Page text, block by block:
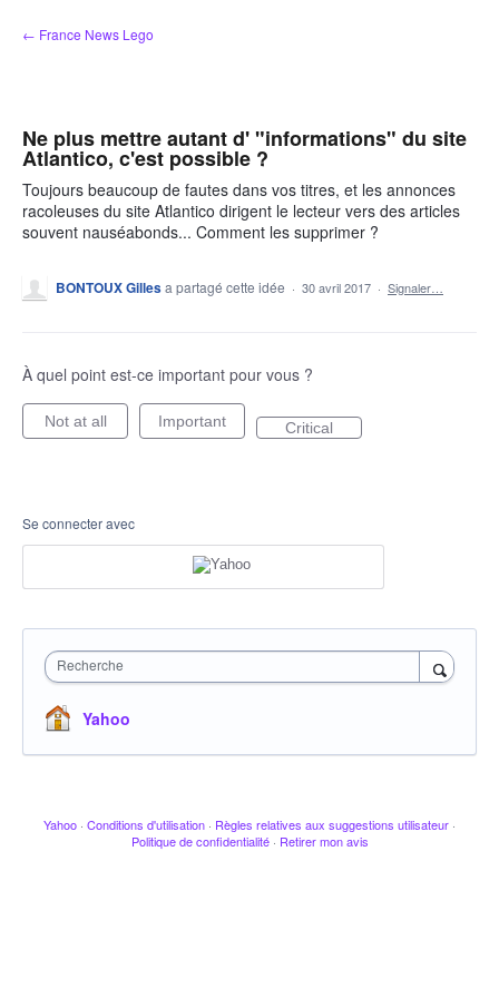
Aller
au
← France News Lego
Ne plus mettre autant d' "informations" du site
Atlantico, c'est possible ?
Toujours beaucoup de fautes dans vos titres, et les annonces
racoleuses du site Atlantico dirigent le lecteur vers des articles
souvent nauséabonds... Comment les supprimer ?
BONTOUX Gillesa partagé cette idée · 30 avril 2017 · Signaler…
À quel point est-ce important pour vous ?
Not at all Important Critical
Se connecter avec
Recherche
Yahoo
Yahoo · Conditions d'utilisation · Règles relatives aux suggestions utilisateur ·
Politique de confidentialité · Retirer mon avis